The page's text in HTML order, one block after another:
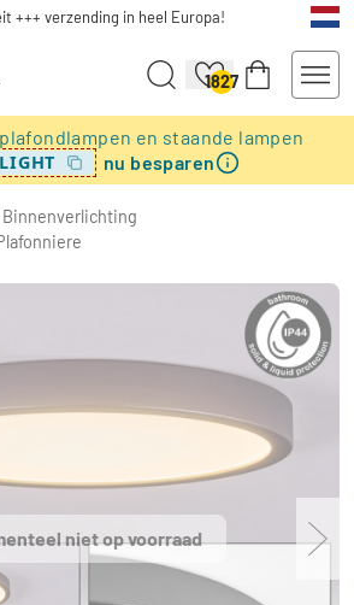
+++ verzending in heel Europa!
1827
en staande lampen
LIGHT nu besparen
Binnenverlichting
niet op voorraad